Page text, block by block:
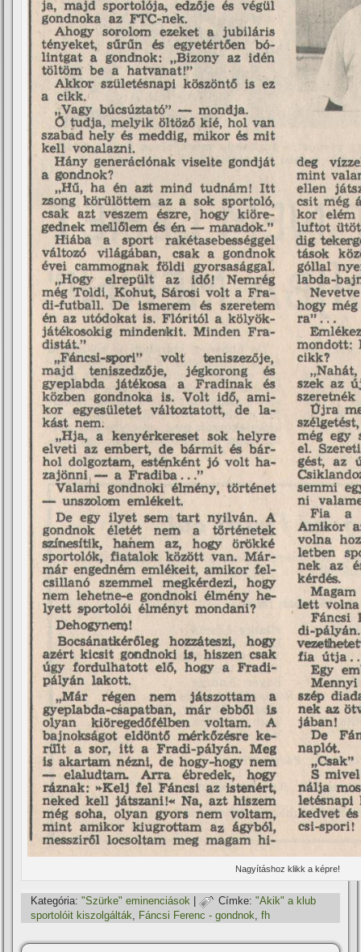
Nagyí­táshoz klikk a képre!
Kategória: "Szürke" eminenciások | Címke: "Akik" a klub
sportolóit kiszolgálták
Fáncsi Ferenc - gondnok ,fh